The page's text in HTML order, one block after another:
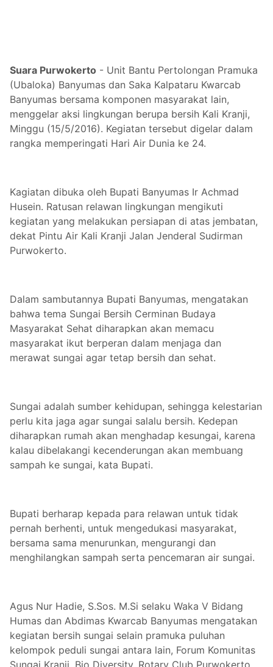
Suara Purwokerto - Unit Bantu Pertolongan Pramuka
(Ubaloka) Banyumas dan Saka Kalpataru Kwarcab
Banyumas bersama komponen masyarakat lain,
menggelar aksi lingkungan berupa bersih Kali Kranji,
Minggu (15/5/2016). Kegiatan tersebut digelar dalam
rangka memperingati Hari Air Dunia ke 24.
Kagiatan dibuka oleh Bupati Banyumas Ir Achmad
Husein. Ratusan relawan lingkungan mengikuti
kegiatan yang melakukan persiapan di atas jembatan,
dekat Pintu Air Kali Kranji Jalan Jenderal Sudirman
Purwokerto.
Dalam sambutannya Bupati Banyumas, mengatakan
bahwa tema Sungai Bersih Cerminan Budaya
Masyarakat Sehat diharapkan akan memacu
masyarakat ikut berperan dalam menjaga dan
merawat sungai agar tetap bersih dan sehat.
Sungai adalah sumber kehidupan, sehingga kelestarian
perlu kita jaga agar sungai salalu bersih. Kedepan
diharapkan rumah akan menghadap kesungai, karena
kalau dibelakangi kecenderungan akan membuang
sampah ke sungai, kata Bupati.
Bupati berharap kepada para relawan untuk tidak
pernah berhenti, untuk mengedukasi masyarakat,
bersama sama menurunkan, mengurangi dan
menghilangkan sampah serta pencemaran air sungai.
Agus Nur Hadie, S.Sos. M.Si selaku Waka V Bidang
Humas dan Abdimas Kwarcab Banyumas mengatakan
kegiatan bersih sungai selain pramuka puluhan
kelompok peduli sungai antara lain, Forum Komunitas
Sungai Kranji, Bio Diversity, Rotary Club Purwokerto,